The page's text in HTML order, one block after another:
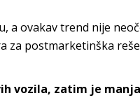
a ovakav trend nije
za postmarketinška
vozila, zatim je